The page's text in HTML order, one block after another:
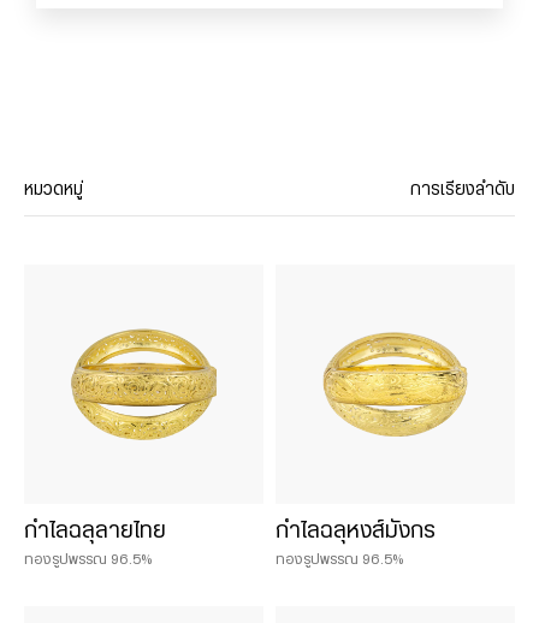
หมวดหมู่
สร้อยข้อมือ
กำไล
เซ็ทเครื่องประดับ
ทองคำสไตล์จีน
การเรียงลำดับ
กำไลฉลุลายไทย
ทองรูปพรรณ 96.5%
กำไลฉลุหงส์มังกร
ทองรูปพรรณ 96.5%